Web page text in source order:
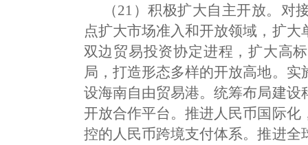
（21）积极扩大自主开放。
点扩大市场准入和开放领域，扩
双边贸易投资协定进程，扩大高
局，打造形态多样的开放高地。
设海南自由贸易港。统筹布局建
开放合作平台。推进人民币国际
控的人民币跨境支付体系。推进